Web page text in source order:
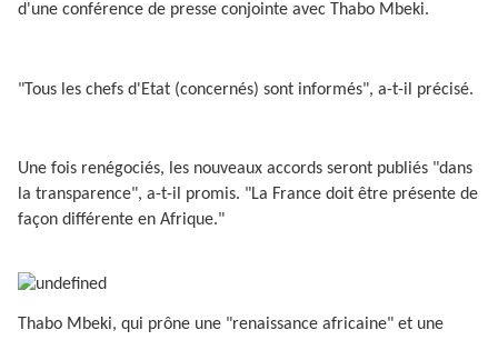
d'une conférence de presse conjointe avec Thabo Mbeki.
"Tous les chefs d'Etat (concernés) sont informés", a-t-il précisé.
Une fois renégociés, les nouveaux accords seront publiés "dans
la transparence", a-t-il promis. "La France doit être présente de
façon différente en Afrique."
Thabo Mbeki, qui prône une "renaissance africaine" et une